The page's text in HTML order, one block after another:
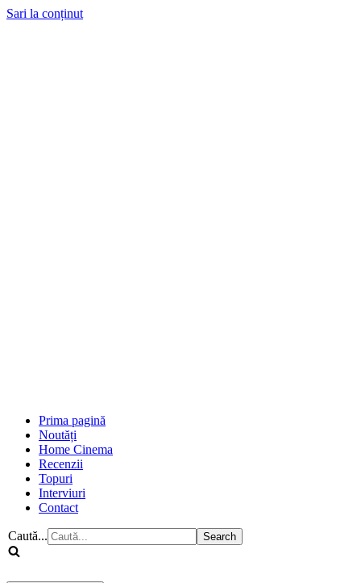
Sari la conținut
Prima pagină
Noutăți
Home Cinema
Recenzii
Topuri
Interviuri
Contact
Caută...